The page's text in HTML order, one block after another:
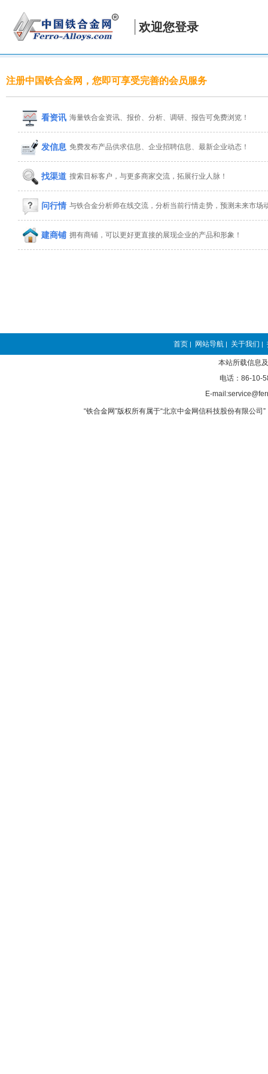
欢迎您登录
注册中国铁合金网，您即可享受完善的会员服务
看资讯 海量铁合金资讯、报价、分析、调研、报告可免费浏览！
发信息 免费发布产品供求信息、企业招聘信息、最新企业动态！
找渠道 搜索目标客户，与更多商家交流，拓展行业人脉！
问行情 与铁合金分析师在线交流，分析当前行情走势，预测未来市场
建商铺 拥有商铺，可以更好更直接的展现企业的产品和形象！
首页 | 网站导航 | 关于我们 |
本站所载信息
电话：86-10-
E-
“铁合金网”版权所有属于“北京中金网信科技股份有限公司